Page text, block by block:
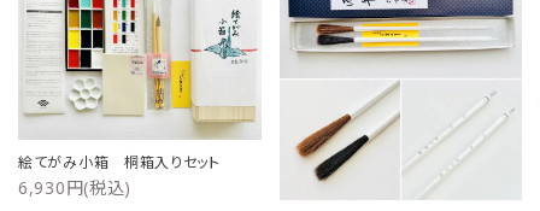
絵てがみ小箱 桐箱入りセット
6,930円(税込)